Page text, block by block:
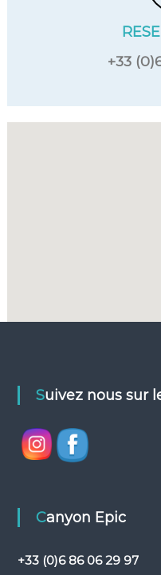
+33
Suivez nous sur
Canyon Epic
+33 (0)6 86 06 29 97